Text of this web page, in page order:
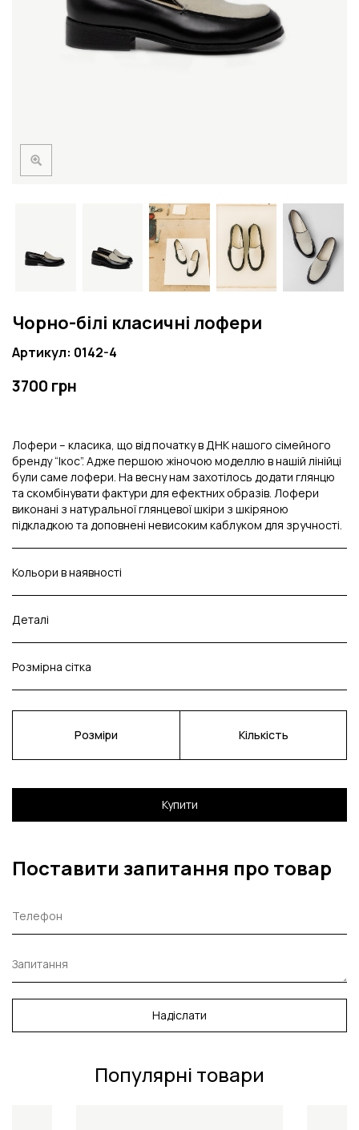
Чорно-білі класичні лофери
Артикул: 0142-4
3700 грн
Лофери – класика, що від початку в ДНК нашого сімейного
бренду “Ікос”. Адже першою жіночою моделлю в нашій лінійці
були саме лофери. На весну нам захотілось додати глянцю
та скомбінувати фактури для ефектних образів. Лофери
виконані з натуральної глянцевої шкіри з шкіряною
підкладкою та доповнені невисоким каблуком для зручності.
Кольори в наявності
Деталі
Розмірна сітка
Розміри Кількість
Купити
Поставити запитання про товар
Надіслати
Популярні товари